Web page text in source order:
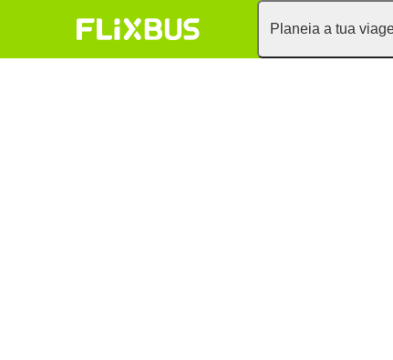
Planeia a tua